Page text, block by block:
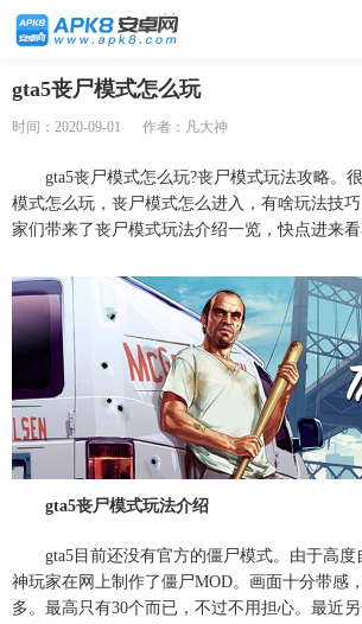
gta5丧尸模式怎么玩
时间：2020-09-01 作者：凡大神
gta5丧尸模式怎么玩?丧尸模式玩法攻略。
模式怎么玩，丧尸模式怎么进入，有啥玩法技
家们带来了丧尸模式玩法介绍一览，快点进来看
gta5丧尸模式玩法介绍
gta5目前还没有官方的僵尸模式。由于高度
神玩家在网上制作了僵尸MOD。画面十分带感
多。最高只有30个而已，不过不用担心。最近